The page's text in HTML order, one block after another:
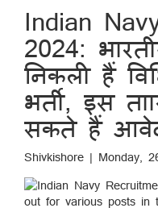
Indian
2024:
निकली हैं
भर्ती, इस
सकते हैं
Shivkishore | Monday,